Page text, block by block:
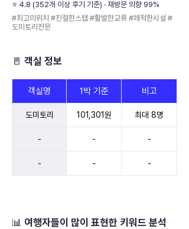
⭐️ 4.8 (352개 이상 후기 기준) · 재방문 의향 99%
#최고의위치 #친절한스탭 #활발한교류 #쾌적한시설 #
도미토리전문
🚪 객실 정보
객실명 1박 기준 비고
도미토리 101,301원 최대 8명
- - -
- - -
📊 여행자들이 많이 표현한 키워드 분석